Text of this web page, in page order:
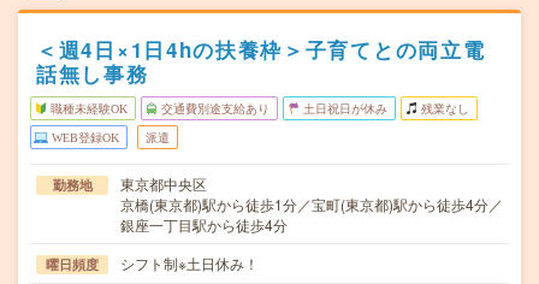
＜週4日×1日4hの扶養枠＞子育てとの両立電
話無し事務
職種未経験OK 交通費別途支給あり 土日祝日が休み 残業なし
WEB登録OK 派遣
勤務地
東京都中央区
京橋(東京都)駅から徒歩1分／宝町(東京都)駅から徒歩4分／
銀座一丁目駅から徒歩4分
曜日頻度 シフト制※土日休み！